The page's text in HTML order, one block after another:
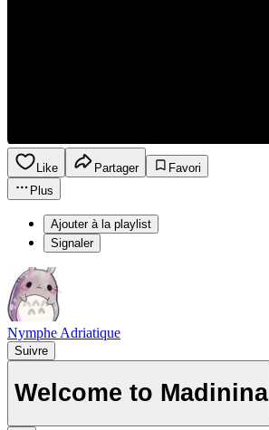
Like Partager
Favori
Plus
Ajouter à la playlist
Signaler
Nymphe Adriatique
Suivre
Welcome to Madinina